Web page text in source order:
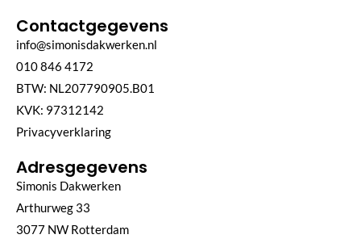
Contactgegevens
info@simonisdakwerken.nl
010 846 4172
BTW: NL207790905.B01
KVK: 97312142
Privacyverklaring
Adresgegevens
Simonis Dakwerken
Arthurweg 33
3077 NW Rotterdam